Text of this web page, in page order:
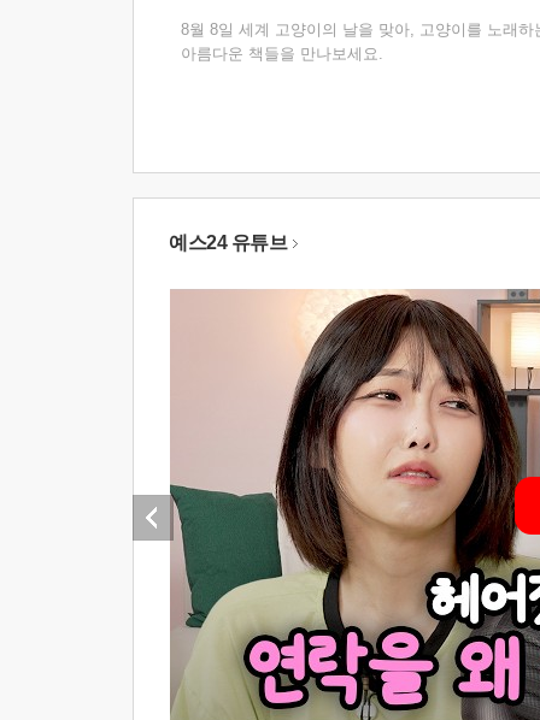
8월 8일 세계 고양이의 날을 맞아, 고양이를 노래하
아름다운 책들을 만나보세요.
예스24 유튜브